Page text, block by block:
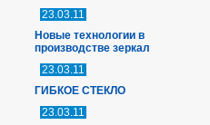
23.03.11
Новые технологии в
производстве зеркал
23.03.11
ГИБКОЕ СТЕКЛО
23.03.11